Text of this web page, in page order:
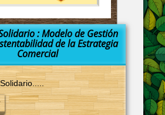
: Modelo de Gestión
de la Estrategia
Comercial